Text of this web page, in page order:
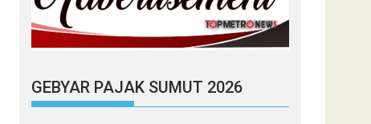
GEBYAR PAJAK SUMUT 2026